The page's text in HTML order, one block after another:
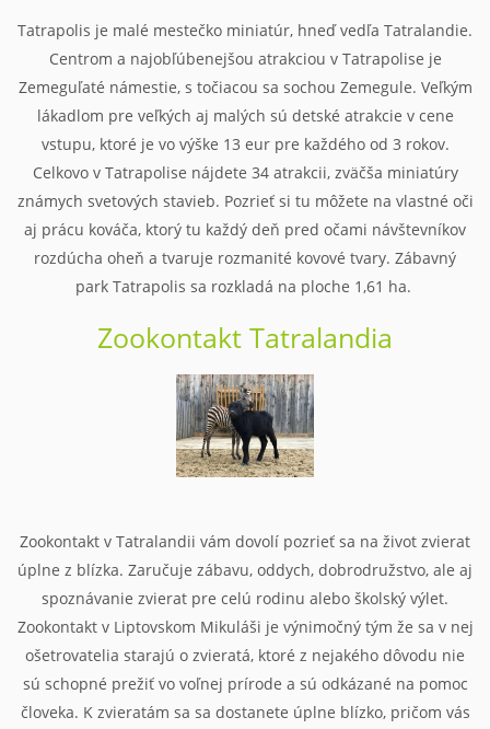
Tatrapolis je malé mestečko miniatúr, hneď vedľa Tatralandie.
Centrom a najobľúbenejšou atrakciou v Tatrapolise je
Zemeguľaté námestie, s točiacou sa sochou Zemegule. Veľkým
lákadlom pre veľkých aj malých sú detské atrakcie v cene
vstupu, ktoré je vo výške 13 eur pre každého od 3 rokov.
Celkovo v Tatrapolise nájdete 34 atrakcii, zväčša miniatúry
známych svetových stavieb. Pozrieť si tu môžete na vlastné oči
aj prácu kováča, ktorý tu každý deň pred očami návštevníkov
rozdúcha oheň a tvaruje rozmanité kovové tvary. Zábavný
park Tatrapolis sa rozkladá na ploche 1,61 ha.
Zookontakt Tatralandia
Zookontakt v Tatralandii vám dovolí pozrieť sa na život zvierat
úplne z blízka. Zaručuje zábavu, oddych, dobrodružstvo, ale aj
spoznávanie zvierat pre celú rodinu alebo školský výlet.
Zookontakt v Liptovskom Mikuláši je výnimočný tým že sa v nej
ošetrovatelia starajú o zvieratá, ktoré z nejakého dôvodu nie
sú schopné prežiť vo voľnej prírode a sú odkázané na pomoc
človeka. K zvieratám sa sa dostanete úplne blízko, pričom vás